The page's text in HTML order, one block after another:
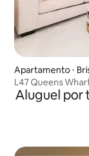
Apartamento ⋅
L47 Queens
Aluguel por